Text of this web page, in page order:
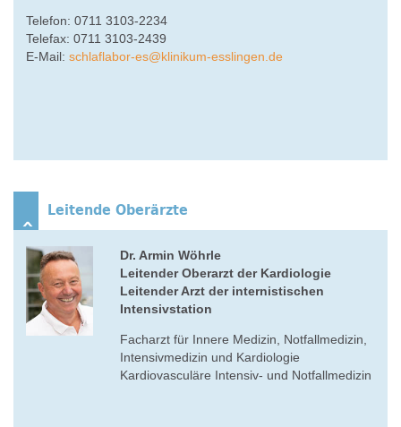
Telefon: 0711 3103-2234
Telefax: 0711 3103-2439
E-Mail: schlaflabor-es@klinikum-esslingen.de
Leitende Oberärzte
Dr. Armin Wöhrle
Leitender Oberarzt der Kardiologie
Leitender Arzt der internistischen
Intensivstation
Facharzt für Innere Medizin, Notfallmedizin,
Intensivmedizin und Kardiologie
Kardiovasculäre Intensiv- und Notfallmedizin